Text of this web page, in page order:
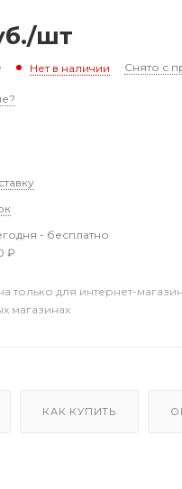
/шт
Нет в наличии Снято с
- бесплатно
₽
только для интернет-
магазинах
КАК КУПИТЬ